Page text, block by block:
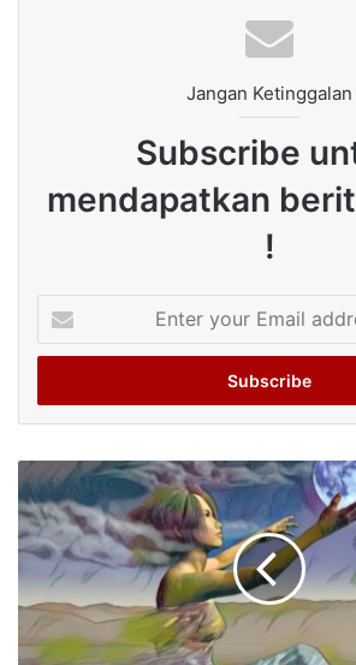
Jangan Ketinggalan
Subscribe
mendapatkan
!
your
Email